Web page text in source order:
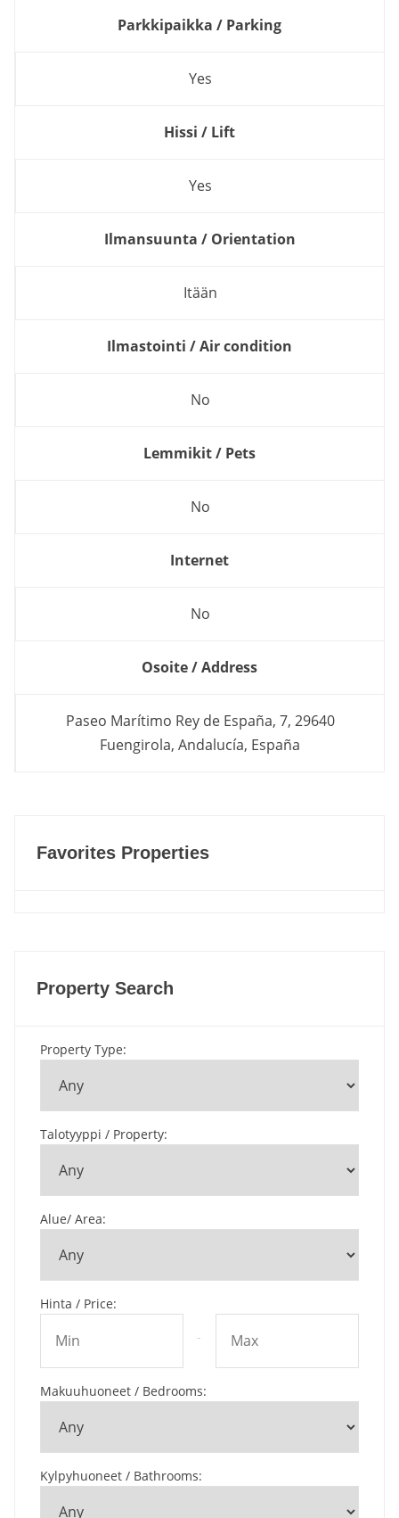
Parkkipaikka / Parking
Yes
Hissi / Lift
Yes
Ilmansuunta / Orientation
Itään
Ilmastointi / Air condition
No
Lemmikit / Pets
No
Internet
No
Osoite / Address
Paseo Marítimo Rey de España, 7, 29640
Fuengirola, Andalucía, España
Favorites Properties
Property Search
Property Type:
Talotyyppi / Property:
Alue/ Area:
Hinta / Price:
-
Makuuhuoneet / Bedrooms:
Kylpyhuoneet / Bathrooms: